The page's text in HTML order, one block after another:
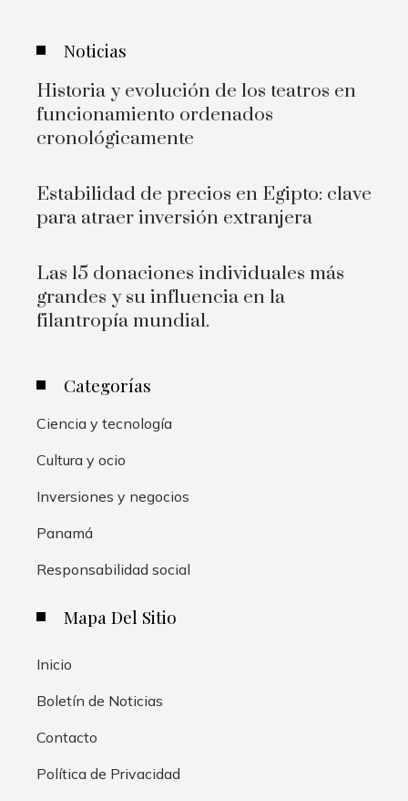
Noticias
Historia y evolución de los teatros en
funcionamiento ordenados
cronológicamente
Estabilidad de precios en Egipto: clave
para atraer inversión extranjera
Las 15 donaciones individuales más
grandes y su influencia en la
filantropía mundial.
Categorías
Ciencia y tecnología
Cultura y ocio
Inversiones y negocios
Panamá
Responsabilidad social
Mapa Del Sitio
Inicio
Boletín de Noticias
Contacto
Política de Privacidad